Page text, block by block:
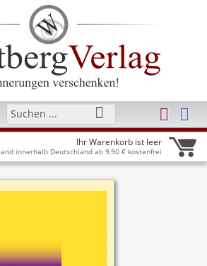
Ihr Warenkorb ist leer
innerhalb Deutschland ab 9,90 € kostenfrei